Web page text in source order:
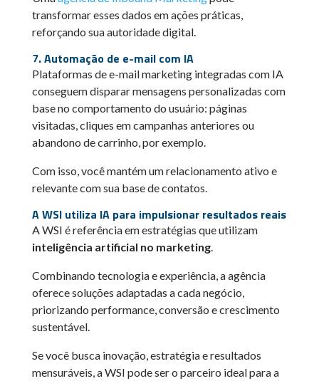
transformar esses dados em ações práticas,
reforçando sua autoridade digital.
7. Automação de e-mail com IA
Plataformas de e-mail marketing integradas com IA
conseguem disparar mensagens personalizadas com
base no comportamento do usuário: páginas
visitadas, cliques em campanhas anteriores ou
abandono de carrinho, por exemplo.
Com isso, você mantém um relacionamento ativo e
relevante com sua base de contatos.
A WSI utiliza IA para impulsionar resultados reais
A WSI é referência em estratégias que utilizam
inteligência artificial no marketing.
Combinando tecnologia e experiência, a agência
oferece soluções adaptadas a cada negócio,
priorizando performance, conversão e crescimento
sustentável.
Se você busca inovação, estratégia e resultados
mensuráveis, a WSI pode ser o parceiro ideal para a